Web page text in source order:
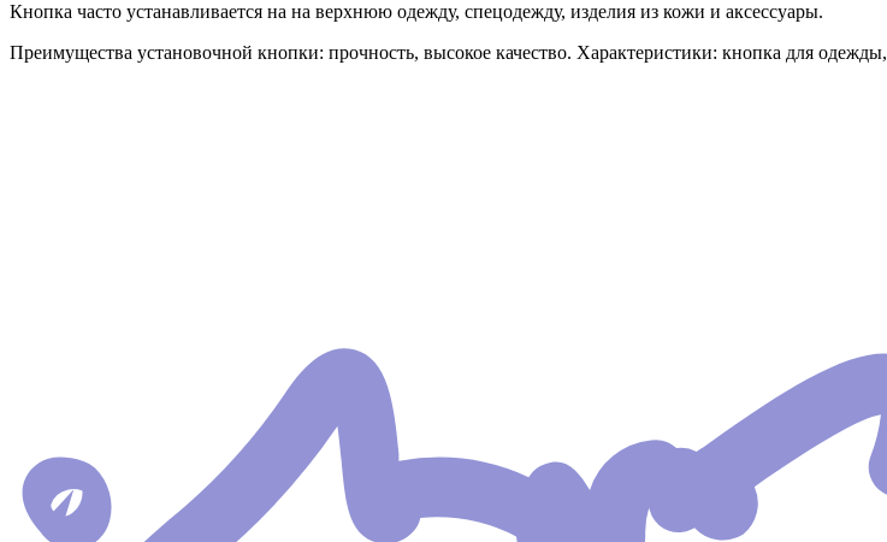
Кнопка часто устанавливается на на верхнюю одежду, спецодежду, изделия из кожи и аксессуары.
Преимущества установочной кнопки: прочность, высокое качество. Характеристики: кнопка для